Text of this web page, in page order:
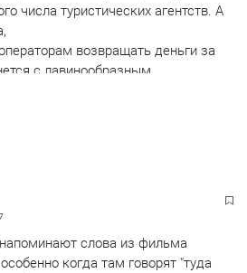
числа туристических агентств. А
возвращать деньги за
с лавинообразным
имеет место быть обычное
от туристов получены, а
Это реальный тюремный
истины наступит 31
слова из фильма
когда там говорят "туда